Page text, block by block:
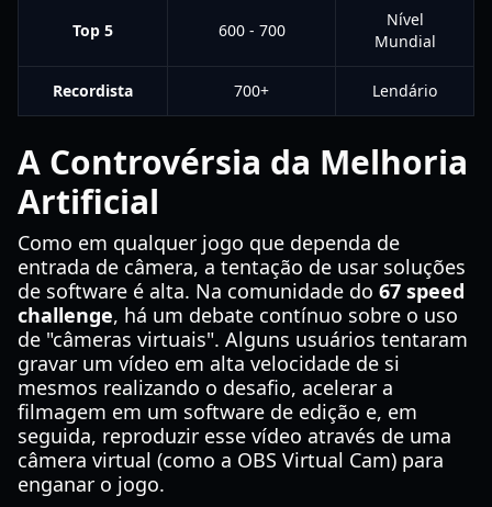
Top 5 600 - 700
Nível
Mundial
Recordista 700+ Lendário
A Controvérsia da Melhoria
Artificial
Como em qualquer jogo que dependa de
entrada de câmera, a tentação de usar soluções
de software é alta. Na comunidade do 67 speed
challenge, há um debate contínuo sobre o uso
de "câmeras virtuais". Alguns usuários tentaram
gravar um vídeo em alta velocidade de si
mesmos realizando o desafio, acelerar a
filmagem em um software de edição e, em
seguida, reproduzir esse vídeo através de uma
câmera virtual (como a OBS Virtual Cam) para
enganar o jogo.